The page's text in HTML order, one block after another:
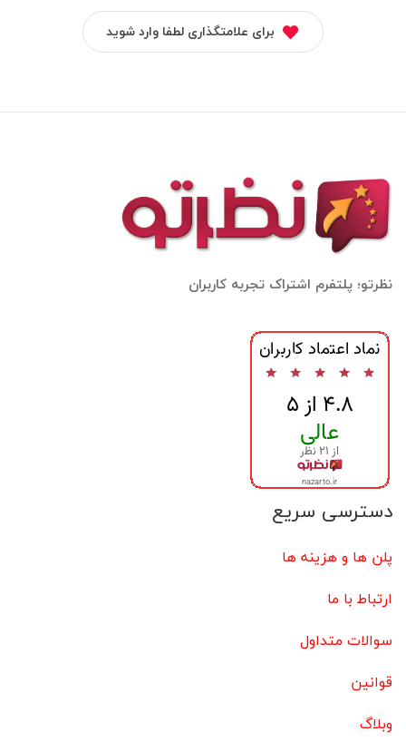
برای علامتگذاری لطفا وارد شوید
نظرتو؛ پلتفرم اشتراک تجربه کاربران
دسترسی سریع
پلن ها و هزینه ها
ارتباط با ما
سوالات متداول
قوانین
وبلاگ